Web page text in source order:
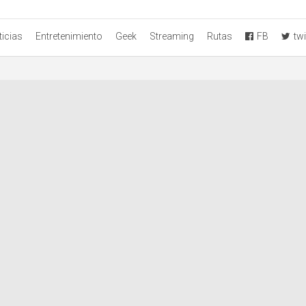
Entretenimiento Geek Streaming Rutas FB